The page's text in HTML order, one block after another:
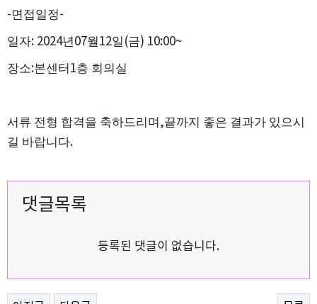
-면접일정-
일자: 2024년07월12일 (금) 10:00~
장소:본센터 1층 회의실
서류 전형 합격을 축하드리며 ,끝까지 좋은 결과가 있으시
길 바랍니다.
댓글목록
등록된 댓글이 없습니다.